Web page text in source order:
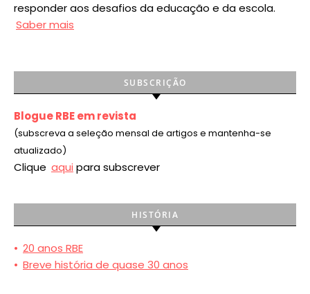
responder aos desafios da educação e da escola.
Saber mais
SUBSCRIÇÃO
Blogue RBE em revista
(subscreva a seleção mensal de artigos e mantenha-se
atualizado)
Clique aqui para subscrever
HISTÓRIA
• 20 anos RBE
• Breve história de quase 30 anos